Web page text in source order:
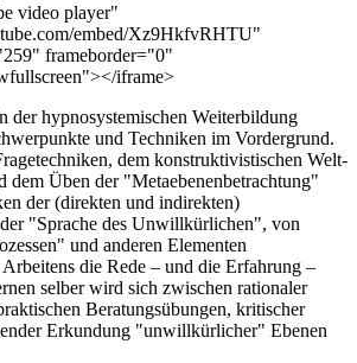
video player"
embed/Xz9HkfvRHTU"
frameborder="0"
iframe>
der hypnosystemischen Weiterbildung
und Techniken im Vordergrund.
dem konstruktivistischen Welt-
dem Üben der "Metaebenenbetrachtung"
der (direkten und indirekten)
"Sprache des Unwillkürlichen", von
und anderen Elementen
die Rede – und die Erfahrung –
selber wird sich zwischen rationaler
Beratungsübungen, kritischer
Erkundung "unwillkürlicher" Ebenen